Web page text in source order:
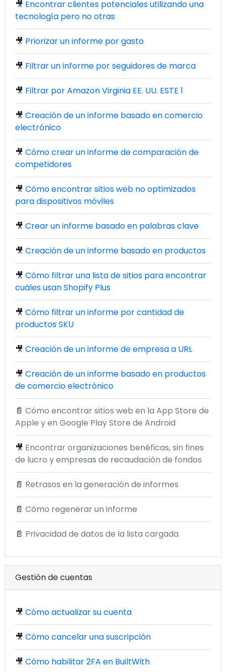
🎥 Encontrar clientes potenciales utilizando una
tecnología pero no otras
🎥 Priorizar un informe por gasto
🎥 Filtrar un informe por seguidores de marca
🎥 Filtrar por Amazon Virginia EE. UU. ESTE 1
🎥 Creación de un informe basado en comercio
electrónico
🎥 Cómo crear un informe de comparación de
competidores
🎥 Cómo encontrar sitios web no optimizados
para dispositivos móviles
🎥 Crear un informe basado en palabras clave
🎥 Creación de un informe basado en productos
🎥 Cómo filtrar una lista de sitios para encontrar
cuáles usan Shopify Plus
🎥 Cómo filtrar un informe por cantidad de
productos SKU
🎥 Creación de un informe de empresa a URL
🎥 Creación de un informe basado en productos
de comercio electrónico
📄 Cómo encontrar sitios web en la App Store de
Apple y en Google Play Store de Android
🎥 Encontrar organizaciones benéficas, sin fines
de lucro y empresas de recaudación de fondos
📄 Retrasos en la generación de informes
📄 Cómo regenerar un informe
📄 Privacidad de datos de la lista cargada
Gestión de cuentas
🎥 Cómo actualizar su cuenta
🎥 Cómo cancelar una suscripción
🎥 Cómo habilitar 2FA en BuiltWith